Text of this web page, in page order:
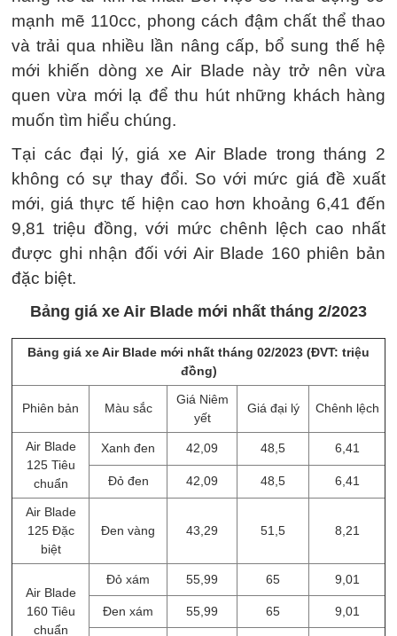
mạnh mẽ 110cc, phong cách đậm chất thể thao
và trải qua nhiều lần nâng cấp, bổ sung thế hệ
mới khiến dòng xe Air Blade này trở nên vừa
quen vừa mới lạ để thu hút những khách hàng
muốn tìm hiểu chúng.
Tại các đại lý, giá xe Air Blade trong tháng 2
không có sự thay đổi. So với mức giá đề xuất
mới, giá thực tế hiện cao hơn khoảng 6,41 đến
9,81 triệu đồng, với mức chênh lệch cao nhất
được ghi nhận đối với Air Blade 160 phiên bản
đặc biệt.
Bảng giá xe Air Blade mới nhất tháng 2/2023
Bảng giá xe Air Blade mới nhất tháng 02/2023 (ĐVT: triệu
đồng)
Phiên bản Màu sắc
Giá Niêm
yết
Giá đại lý Chênh lệch
Air Blade
125 Tiêu
chuẩn
Xanh đen 42,09 48,5 6,41
Đỏ đen 42,09 48,5 6,41
Air Blade
125 Đặc
biệt
Đen vàng 43,29 51,5 8,21
Air Blade
160 Tiêu
chuẩn
Đỏ xám 55,99 65 9,01
Đen xám 55,99 65 9,01